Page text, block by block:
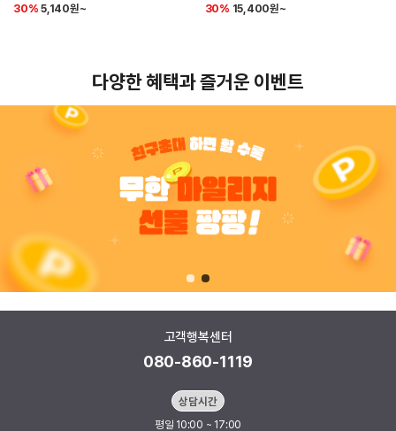
30% 5,140원~ 30% 15,400원~
다양한 혜택과 즐거운 이벤트
고객행복센터
080-860-1119
상담시간
평일 10:00 ~ 17:00